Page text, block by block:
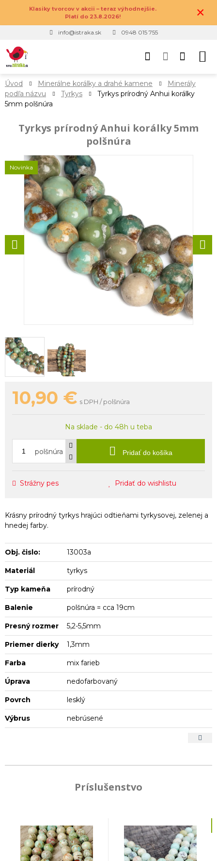
Klasiky tvorcov v akcii – teraz výhodnejšie.
Platí do 23.8.2026!
×
info@istraka.sk 0948 015 755
Úvod Minerálne korálky a drahé kamene
Minerály
podľa názvu
Tyrkys
Tyrkys prírodný Anhui korálky
5mm polšnúra
Tyrkys prírodný Anhui korálky 5mm
polšnúra
Novinka
10,90 € s DPH / polšnúra
Na sklade - do 48h u teba
polšnúra Pridať do košíka
Strážny pes Pridať do wishlistu
Krásny prírodný tyrkys hrajúci odtieňami tyrkysovej, zelenej a
hnedej farby.
Obj. čislo: 13003a
Materiál tyrkys
Typ kameňa prírodný
Balenie polšnúra = cca 19cm
Presný rozmer 5,2-5,5mm
Priemer dierky 1,3mm
Farba mix farieb
Úprava nedofarbovaný
Povrch lesklý
Výbrus nebrúsené
Príslušenstvo